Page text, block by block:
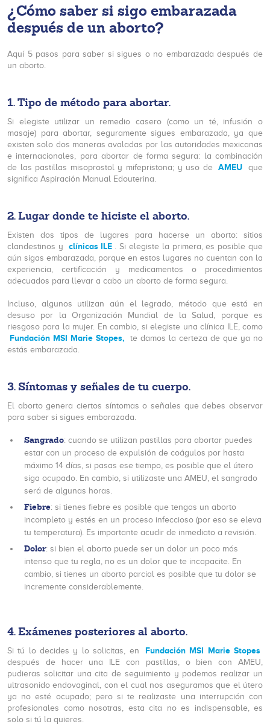
¿Cómo saber si sigo embarazada
después de un aborto?
Aquí 5 pasos para saber si sigues o no embarazada después de
un aborto.
1.Tipo de método para abortar.
Si elegiste utilizar un remedio casero (como un té, infusión o
masaje) para abortar, seguramente sigues embarazada, ya que
existen solo dos maneras avaladas por las autoridades mexicanas
e internacionales, para abortar de forma segura: la combinación
de las pastillas misoprostol y mifepristona; y uso de
AMEU
que
significa Aspiración Manual Edouterina.
2.Lugar donde te hiciste el aborto.
Existen dos tipos de lugares para hacerse un aborto: sitios
clandestinos y
clínicas ILE . Si elegiste la primera, es posible que
aún sigas embarazada, porque en estos lugares no cuentan con la
experiencia, certificación y medicamentos o procedimientos
adecuados para llevar a cabo un aborto de forma segura.
Incluso, algunos utilizan aún el legrado, método que está en
desuso por la Organización Mundial de la Salud, porque es
riesgoso para la mujer. En cambio, si elegiste una clínica ILE, como
Fundación MSI Marie Stopes,
te damos la certeza de que ya no
estás embarazada.
3. Síntomas y señales de tu cuerpo.
El aborto genera ciertos síntomas o señales que debes observar
para saber si sigues embarazada.
Sangrado: cuando se utilizan pastillas para abortar puedes
estar con un proceso de expulsión de coágulos por hasta
máximo 14 días, si pasas ese tiempo, es posible que el útero
siga ocupado. En cambio, si utilizaste una AMEU, el sangrado
será de algunas horas.
Fiebre: si tienes fiebre es posible que tengas un aborto
incompleto y estés en un proceso infeccioso (por eso se eleva
tu temperatura). Es importante acudir de inmediato a revisión.
Dolor: si bien el aborto puede ser un dolor un poco más
intenso que tu regla, no es un dolor que te incapacite. En
cambio, si tienes un aborto parcial es posible que tu dolor se
incremente considerablemente.
4.Exámenes posteriores al aborto.
Si tú lo decides y lo solicitas, en Fundación MSI Marie Stopes
después de hacer una ILE con pastillas, o bien con AMEU,
pudieras solicitar una cita de seguimiento y podemos realizar un
ultrasonido endovaginal, con el cual nos aseguramos que el útero
ya no esté ocupado; pero si te realizaste una interrupción con
profesionales como nosotras, esta cita no es indispensable, es
solo si tú la quieres.